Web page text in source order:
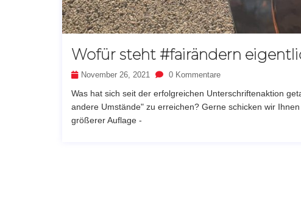
Wofür steht #fairändern
November 26, 2021 0 Kommentare
Was hat sich seit der erfolgreichen Unterschriftenaktion
andere Umstände" zu erreichen? Gerne schicken wir
größerer Auflage -